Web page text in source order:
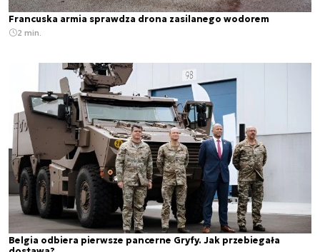
Francuska armia sprawdza drona zasilanego wodorem
2 min.
Belgia odbiera pierwsze pancerne Gryfy. Jak przebiegała